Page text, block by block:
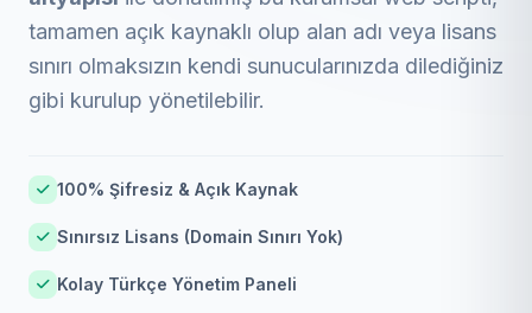
tamamen açık kaynaklı olup alan adı veya lisans
sınırı olmaksızın kendi sunucularınızda dilediğiniz
gibi kurulup yönetilebilir.
100% Şifresiz & Açık Kaynak
Sınırsız Lisans (Domain Sınırı Yok)
Kolay Türkçe Yönetim Paneli